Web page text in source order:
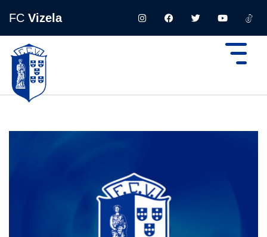
FC Vizela